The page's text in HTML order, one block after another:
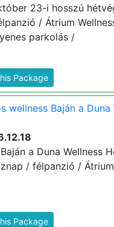
23-i hosszú
/ Átrium
parkolás /
Package
Baján a Duna
a Duna Wellness
/ félpanzió /
Package